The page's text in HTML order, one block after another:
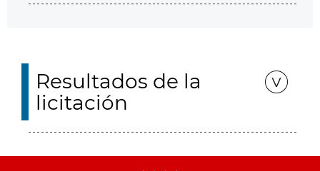
Resultados de la
licitación